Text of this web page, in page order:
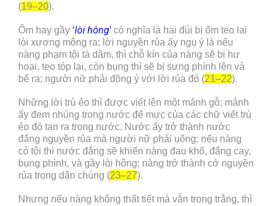
(19–20).
Ốm hay gầy ‘lòi hông’ có nghĩa là hai đùi bị ốm teo lại
lòi xương mông ra; lời nguyền rủa ấy ngụ ý là nếu
nàng phạm tội tà dâm, thì chỗ kín của nàng sẽ bị hư
hoại, teo tóp lại, còn bụng thì sẽ bị sưng phình lên và
bể ra; người nữ phải đồng ý với lời rủa đó (21–22).
Những lời trù ẻo thì được viết lên một mảnh gỗ; mảnh
ấy đem nhúng trong nước để mực của các chữ viết trù
ẻo đó tan ra trong nước. Nước ấy trở thành nước
đắng nguyền rủa mà người nữ phải uống; nếu nàng
có tội thì nước đắng sẽ khiến nàng đau khổ, đắng cay,
bụng phình, và gầy lòi hông; nàng trở thành cớ nguyền
rủa trong dân chúng (23–27).
Nhưng nếu nàng không thất tiết mà vẫn trong trắng, thì